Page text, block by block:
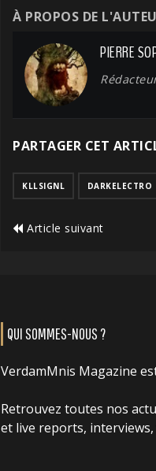
À PROPOS DE
PIERRE
PARTAGER CET
KLLSIGNL DARKELECTRO
Article suivant
QUI SOMMES-NOUS ?
VerdamMnis Magazine
Retrouvez toutes nos
et live reports, interviews,